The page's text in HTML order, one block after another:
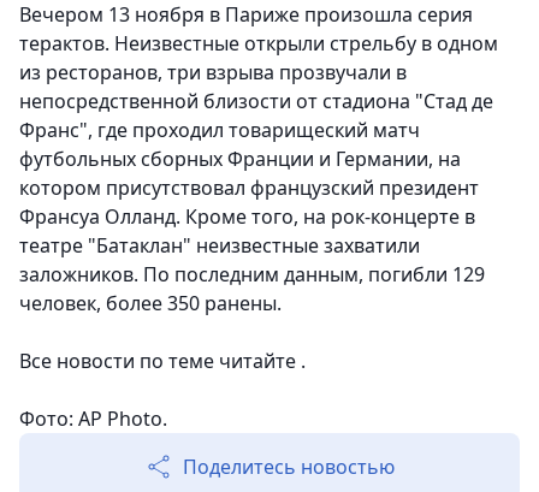
Вечером 13 ноября в Париже произошла серия
терактов. Неизвестные открыли стрельбу в одном
из ресторанов, три взрыва прозвучали в
непосредственной близости от стадиона "Стад де
Франс", где проходил товарищеский матч
футбольных сборных Франции и Германии, на
котором присутствовал французский президент
Франсуа Олланд. Кроме того, на рок-концерте в
театре "Батаклан" неизвестные захватили
заложников. По последним данным, погибли 129
человек, более 350 ранены.
Все новости по теме читайте .
Фото: AP Photo.
Поделитесь новостью